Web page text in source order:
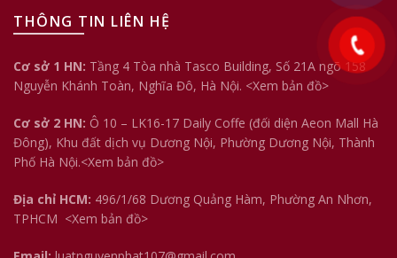
THÔNG TIN LIÊN HỆ
Cơ sở 1 HN: Tầng 4 Tòa nhà Tasco Building, Số 21A ngõ 158
Nguyễn Khánh Toàn, Nghĩa Đô, Hà Nội. <Xem bản đồ>
Cơ sở 2 HN: Ô 10 – LK16-17 Daily Coffe (đối diện Aeon Mall Hà
Đông), Khu đất dịch vụ Dương Nội, Phường Dương Nội, Thành
Phố Hà Nội.<Xem bản đồ>
Địa chỉ HCM: 496/1/68 Dương Quảng Hàm, Phường An Nhơn,
TPHCM <Xem bản đồ>